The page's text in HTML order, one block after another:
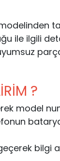
ile ilgili
?
model
bilgi